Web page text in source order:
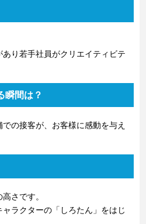
り若手社員がクリエイティビテ
瞬間は？
の接客が、お客様に感動を与え
さです。
ャラクターの「しろたん」をはじ